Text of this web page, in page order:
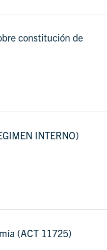
constitución de
INTERNO)
(ACT 11725)